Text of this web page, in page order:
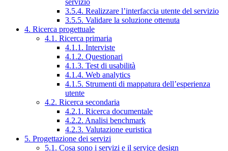
3.5.4. Realizzare l’interfaccia utente del servizio
3.5.5. Validare la soluzione ottenuta
4. Ricerca progettuale
4.1. Ricerca primaria
4.1.1. Interviste
4.1.2. Questionari
4.1.3. Test di usabilità
4.1.4. Web analytics
4.1.5. Strumenti di mappatura dell’esperienza
utente
4.2. Ricerca secondaria
4.2.1. Ricerca documentale
4.2.2. Analisi benchmark
4.2.3. Valutazione euristica
5. Progettazione dei servizi
5.1. Cosa sono i servizi e il service design